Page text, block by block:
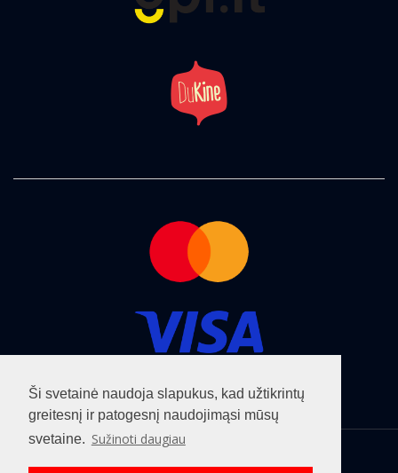
Ši svetainė naudoja slapukus, kad užtikrintų
greitesnį ir patogesnį naudojimąsi mūsų
svetaine. Sužinoti daugiau